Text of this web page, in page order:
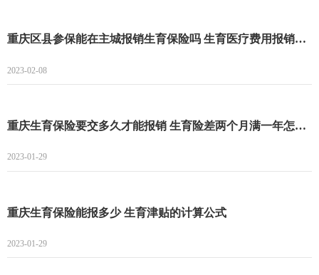
重庆区县参保能在主城报销生育保险吗 生育医疗费用报销详情
2023-02-08
重庆生育保险要交多久才能报销 生育险差两个月满一年怎么办
2023-01-29
重庆生育保险能报多少 生育津贴的计算公式
2023-01-29